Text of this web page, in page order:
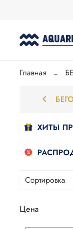
Главная
ХИТЫ
Цена